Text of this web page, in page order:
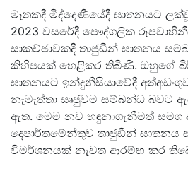
මෑතකදී මිද්දෙණියේදී ඝාතනයට ලක්වූ
2023 වසරේදී පෞද්ගලික
සාකච්ඡාවකදී තාජුඩීන් ඝාතනය
කිහිපයක් හෙළිකර තිබිණි. ඔහුගේ
ඝාතනයට ඉන්දුනීසියාවේදී
නැමැත්තා සෘජුවම සම්බන්ධ බවට
ඇත. මෙම නව හඳුනාගැනීමත් සමග
දෙපාර්තමේන්තුව තාජුඩීන්
විමර්ශනයක් නැවත ආරම්භ කර